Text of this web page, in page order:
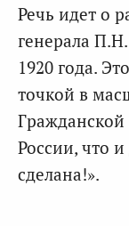
Речь идет о
генерала
1920 года.
точкой в
России, что
сделана!».